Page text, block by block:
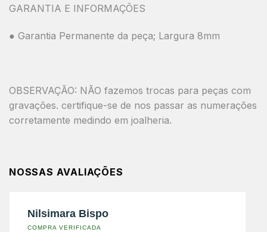
GARANTIA E INFORMAÇÕES
● Garantia Permanente da peça; Largura 8mm
OBSERVAÇÃO: NÃO fazemos trocas para peças com
gravações. certifique-se de nos passar as numerações
corretamente medindo em joalheria.
NOSSAS AVALIAÇÕES
Nilsimara Bispo
COMPRA VERIFICADA